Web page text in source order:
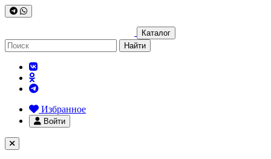
Каталог
Найти
Избранное
Войти